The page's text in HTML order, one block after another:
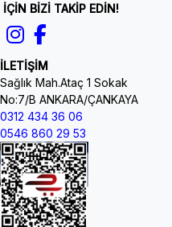
İÇİN BİZİ TAKİP EDİN!
İLETİŞİM
Sağlık Mah.Ataç 1 Sokak
No:7/B ANKARA/ÇANKAYA
0312 434 36 06
0546 860 29 53